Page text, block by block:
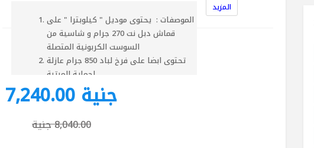
الموصفات : يحتوى موديل " كيلوبترا " على
قماش دبل نت 270 جرام و شاسية من
تحتوى ابضا على فرخ لباد 850 جرام عازلة
لحماية المرتبة
الوجهين عبارة عن طبقة اسفنج1.5سم +
المزيد
7,240.00 جنية
8,040.00 جنية